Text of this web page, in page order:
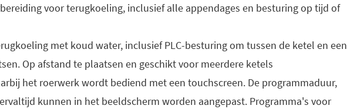
voor terugkoeling, inclusief alle appendages en besturing op tijd of
met koud water, inclusief PLC-besturing om tussen de ketel en een
Op afstand te plaatsen en geschikt voor meerdere ketels
het roerwerk wordt bediend met een touchscreen. De programmaduur,
kunnen in het beeldscherm worden aangepast. Programma's voor